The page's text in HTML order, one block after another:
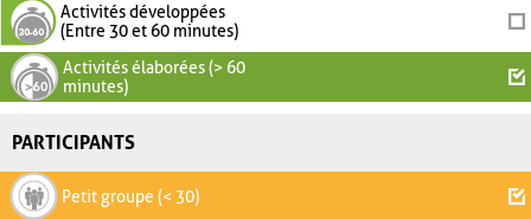
Activités développées
(Entre 30 et 60 minutes)
Activités élaborées (> 60
minutes)
PARTICIPANTS
Petit groupe (< 30)